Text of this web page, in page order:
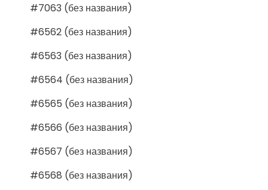
#7063 (без названия)
#6562 (без названия)
#6563 (без названия)
#6564 (без названия)
#6565 (без названия)
#6566 (без названия)
#6567 (без названия)
#6568 (без названия)